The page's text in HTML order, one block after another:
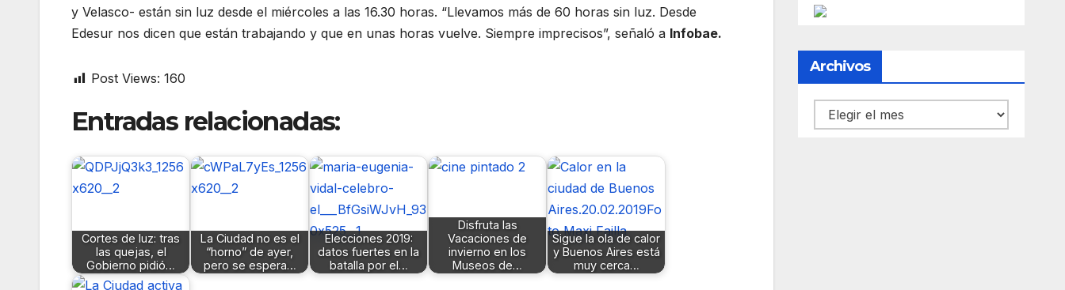
y Velasco- están sin luz desde el miércoles a las 16.30 horas. “Llevamos más de 60 horas sin luz. Desde
Edesur nos dicen que están trabajando y que en unas horas vuelve. Siempre imprecisos”, señaló a Infobae.
Post Views: 160
Entradas relacionadas:
Cortes de luz: tras
las quejas, el
Gobierno pidió…
La Ciudad no es el
“horno” de ayer,
pero se espera…
Elecciones 2019:
datos fuertes en la
batalla por el…
Disfruta las
Vacaciones de
invierno en los
Museos de…
Sigue la ola de calor
y Buenos Aires está
muy cerca…
Archivos
Archivos